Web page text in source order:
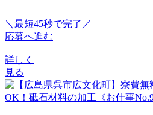
＼最短45秒で完了／
応募へ進む
詳しく
見る